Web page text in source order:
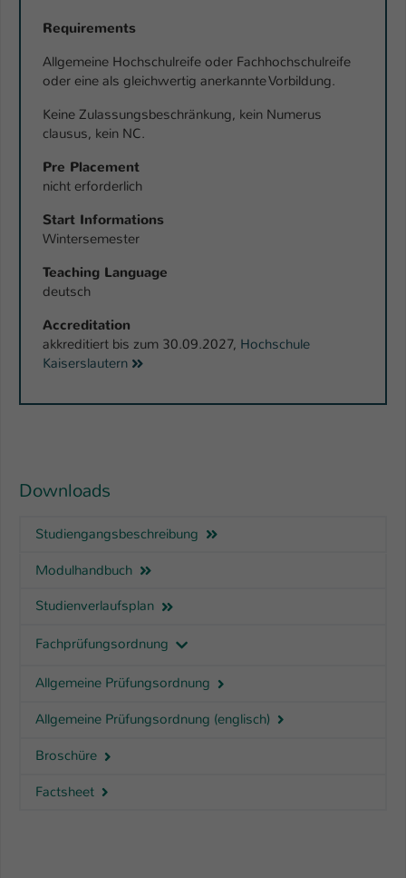
Requirements
Allgemeine Hochschulreife oder Fachhochschulreife
oder eine als gleichwertig anerkannte Vorbildung.
Keine Zulassungsbeschränkung, kein Numerus
clausus, kein NC.
Pre Placement
nicht erforderlich
Start Informations
Wintersemester
Teaching Language
deutsch
Accreditation
akkreditiert bis zum 30.09.2027, Hochschule
Kaiserslautern
Downloads
Studiengangsbeschreibung
Modulhandbuch
Studienverlaufsplan
Fachprüfungsordnung
Allgemeine Prüfungsordnung
Allgemeine Prüfungsordnung (englisch)
Broschüre
Factsheet